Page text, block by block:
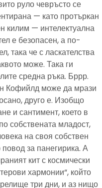
руло чевръсто се
— като протъркан
килим — интелектуална
е безопасен, а по-
така че с ласкателства
може. Така ги
средна ръка. Бррр.
Кофийлд може да мрази
друго е. Изобщо
и сантимент, което в
собствената младост,
на своя собствен
за панегирика. А
кит с космически
хармонии“, който
три дни, и аз нищо